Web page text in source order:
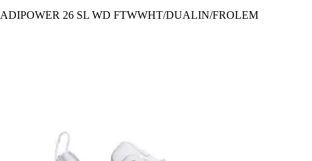
ADIPOWER 26 SL WD FTWWHT/DUALIN/FROLEM